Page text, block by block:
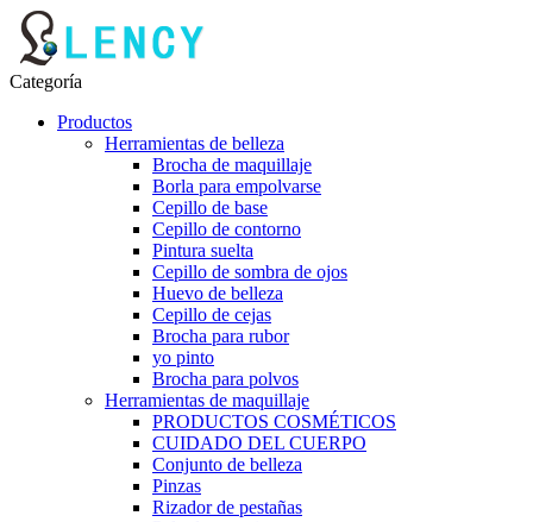
Categoría
Productos
Herramientas de belleza
Brocha de maquillaje
Borla para empolvarse
Cepillo de base
Cepillo de contorno
Pintura suelta
Cepillo de sombra de ojos
Huevo de belleza
Cepillo de cejas
Brocha para rubor
yo pinto
Brocha para polvos
Herramientas de maquillaje
PRODUCTOS COSMÉTICOS
CUIDADO DEL CUERPO
Conjunto de belleza
Pinzas
Rizador de pestañas